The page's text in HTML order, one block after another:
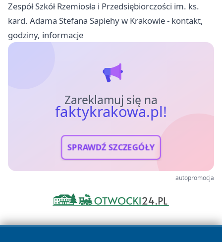
Zespół Szkół Rzemiosła i Przedsiębiorczości im. ks.
kard. Adama Stefana Sapiehy w Krakowie - kontakt,
godziny, informacje
Zareklamuj się na
faktykrakowa.pl!
SPRAWDŹ SZCZEGÓŁY
autopromocja